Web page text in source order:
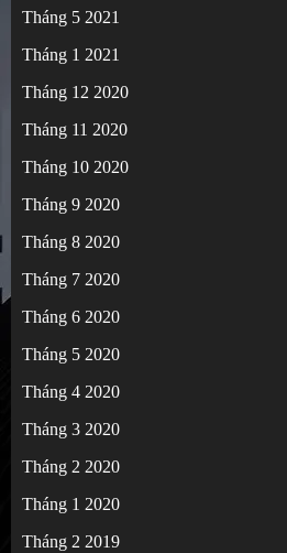
Tháng 5 2021
Tháng 1 2021
Tháng 12 2020
Tháng 11 2020
Tháng 10 2020
Tháng 9 2020
Tháng 8 2020
Tháng 7 2020
Tháng 6 2020
Tháng 5 2020
Tháng 4 2020
Tháng 3 2020
Tháng 2 2020
Tháng 1 2020
Tháng 2 2019